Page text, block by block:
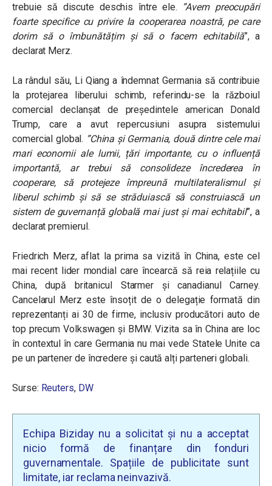
trebuie să discute deschis între ele. ”Avem preocupări
foarte specifice cu privire la cooperarea noastră, pe care
dorim să o îmbunătățim și să o facem echitabilă”, a
declarat Merz.
La rândul său, Li Qiang a îndemnat Germania să contribuie
la protejarea liberului schimb, referindu-se la războiul
comercial declanșat de președintele american Donald
Trump, care a avut repercusiuni asupra sistemului
comercial global. ”China și Germania, două dintre cele mai
mari economii ale lumii, țări importante, cu o influență
importantă, ar trebui să consolideze încrederea în
cooperare, să protejeze împreună multilateralismul și
liberul schimb și să se străduiască să construiască un
sistem de guvernanță globală mai just și mai echitabil”, a
declarat premierul.
Friedrich Merz, aflat la prima sa vizită în China, este cel
mai recent lider mondial care încearcă să reia relațiile cu
China, după britanicul Starmer și canadianul Carney.
Cancelarul Merz este însoțit de o delegație formată din
reprezentanți ai 30 de firme, inclusiv producători auto de
top precum Volkswagen și BMW. Vizita sa în China are loc
în contextul în care Germania nu mai vede Statele Unite ca
pe un partener de încredere și caută alți parteneri globali.
Surse: Reuters, DW
Echipa Biziday nu a solicitat și nu a acceptat
nicio formă de finanțare din fonduri
guvernamentale. Spațiile de publicitate sunt
limitate, iar reclama neinvazivă.